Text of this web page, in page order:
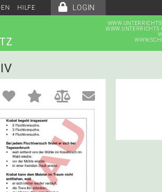
LOGIN
HILFE